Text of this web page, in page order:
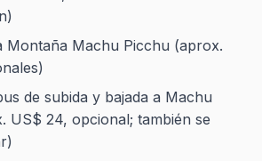
Montaña Machu Picchu (aprox.
de subida y bajada a Machu
US$ 24, opcional; también se